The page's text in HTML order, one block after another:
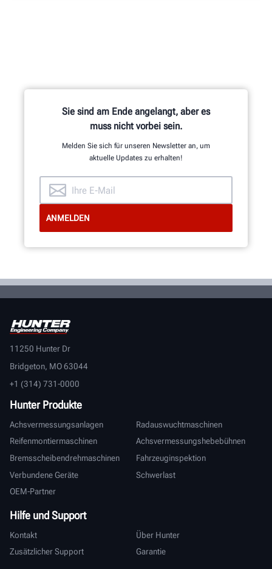
Sie sind am Ende angelangt, aber es
muss nicht vorbei sein.
Melden Sie sich für unseren Newsletter an, um
aktuelle Updates zu erhalten!
11250 Hunter Dr
Bridgeton, MO 63044
+1 (314) 731-0000
Hunter Produkte
Achsvermessungsanlagen
Radauswuchtmaschinen
Reifenmontiermaschinen
Achsvermessungshebebühnen
Bremsscheibendrehmaschinen
Fahrzeuginspektion
Verbundene Geräte
Schwerlast
OEM-Partner
Hilfe und Support
Kontakt
Über Hunter
Zusätzlicher Support
Garantie